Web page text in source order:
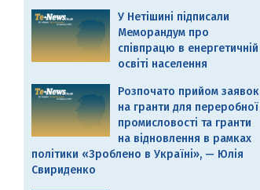
У Нетішині підписали
Меморандум про
співпрацю в енергетичній
освіті населення
Розпочато прийом заявок
на гранти для переробної
промисловості та гранти
на відновлення в рамках
політики «Зроблено в Україні», — Юлія
Свириденко